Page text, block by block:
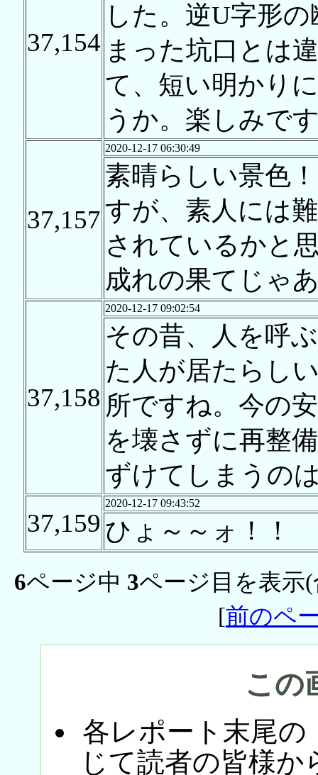
37,154
した。逆U字形
まった坑口とは
て、短い明かり
うか。楽しみで
37,157
2020-12-17 06:30:49
素晴らしい景色
すが、素人には
されているかと
成れの果てじゃ
37,158
2020-12-17 09:02:54
その昔、人を呼
た人が居たらし
所ですね。今の
を壊さずに再整
ずけてしまうの
37,159
2020-12-17 09:43:52
ひょ～～ォ！！
6ページ中 3ページ目を表示
[前のペ
この
各レポート末尾の
じて読者の皆様か